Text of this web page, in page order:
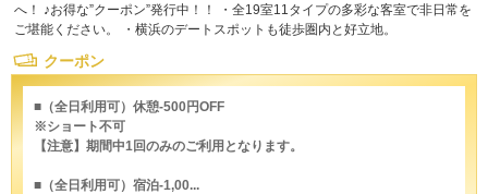
へ！ ♪お得な”クーポン”発行中！！ ・全19室11タイプの多彩な客室で非日常を
ご堪能ください。 ・横浜のデートスポットも徒歩圏内と好立地。
クーポン
■（全日利用可）休憩-500円OFF
※ショート不可
【注意】期間中1回のみのご利用となります。
■（全日利用可）宿泊-1,00...